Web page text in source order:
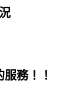
務！！